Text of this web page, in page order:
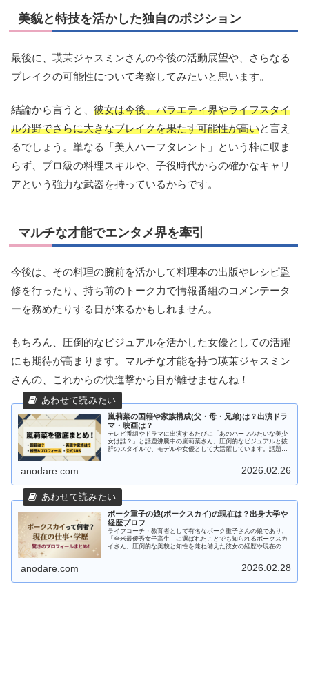
美貌と特技を活かした独自のポジション
最後に、瑛茉ジャスミンさんの今後の活動展望や、さらなる
ブレイクの可能性について考察してみたいと思います。
結論から言うと、 彼女は今後、バラエティ界やライフスタイ
ル分野でさらに大きなブレイクを果たす可能性が高いと言え
るでしょう。単なる「美人ハーフタレント」という枠に収ま
らず、プロ級の料理スキルや、子役時代からの確かなキャリ
アという強力な武器を持っているからです。
マルチな才能でエンタメ界を牽引
今後は、その料理の腕前を活かして料理本の出版やレシピ監
修を行ったり、持ち前のトーク力で情報番組のコメンテータ
ーを務めたりする日が来るかもしれません。
もちろん、圧倒的なビジュアルを活かした女優としての活躍
にも期待が高まります。マルチな才能を持つ瑛茉ジャスミン
さんの、これからの快進撃から目が離せませんね！
嵐莉菜の国籍や家族構成(父・母・兄弟)は？出演ドラ
マ・映画は？
テレビ番組やドラマに出演するたびに「あのハーフみたいな美少
女は誰？」と話題沸騰中の嵐莉菜さん。圧倒的なビジュアルと抜
群のスタイルで、モデルや女優として大活躍しています。話題と
anodare.com 2026.02.26
ボーク重子の娘(ボークスカイ)の現在は？出身大学や
経歴プロフ
ライフコーチ・教育者として有名なボーク重子さんの娘であり、
「全米最優秀女子高生」に選ばれたことでも知られるボークスカ
イさん。圧倒的な美貌と知性を兼ね備えた彼女の経歴や現在の職
anodare.com 2026.02.28